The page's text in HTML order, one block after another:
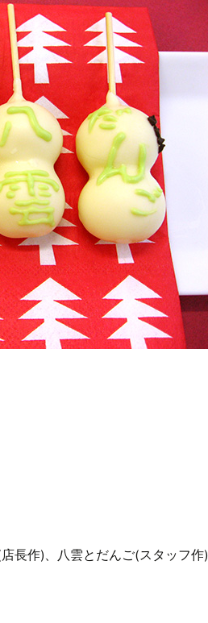
長作)、八雲とだんご(スタッフ作)